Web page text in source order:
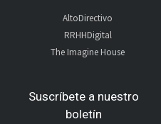
AltoDirectivo
RRHHDigital
The Imagine House
Suscríbete a nuestro
boletín